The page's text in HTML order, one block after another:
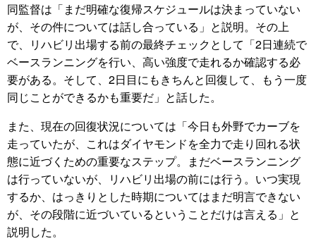
同監督は「まだ明確な復帰スケジュールは決まっていない
が、その件については話し合っている」と説明。その上
で、リハビリ出場する前の最終チェックとして「2日連続で
ベースランニングを行い、高い強度で走れるか確認する必
要がある。そして、2日目にもきちんと回復して、もう一度
同じことができるかも重要だ」と話した。
また、現在の回復状況については「今日も外野でカーブを
走っていたが、これはダイヤモンドを全力で走り回れる状
態に近づくための重要なステップ。まだベースランニング
は行っていないが、リハビリ出場の前には行う。いつ実現
するか、はっきりとした時期についてはまだ明言できない
が、その段階に近づいているということだけは言える」と
説明した。